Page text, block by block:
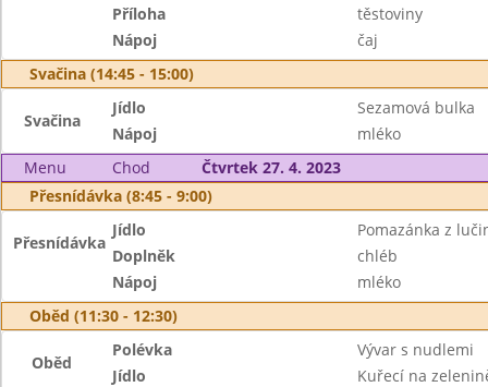
Příloha
těstoviny
Nápoj
čaj
Svačina (14:45 - 15:00)
Svačina
Jídlo
Sezamová bulka
Nápoj
mléko
Menu
Chod
Čtvrtek 27. 4. 2023
Přesnídávka (8:45 - 9:00)
Přesnídávka
Jídlo
Pomazánka z
Doplněk
chléb
Nápoj
mléko
Oběd (11:30 - 12:30)
Oběd
Polévka
Vývar s nudlemi
Jídlo
Kuřecí na